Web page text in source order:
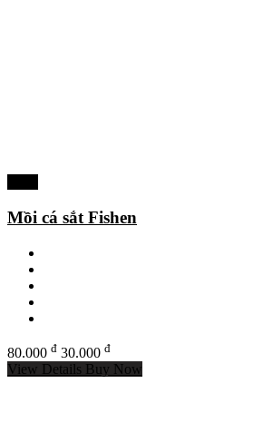
Mồi cá sắt Fishen
80.000 đ 30.000 đ
View Details Buy Now